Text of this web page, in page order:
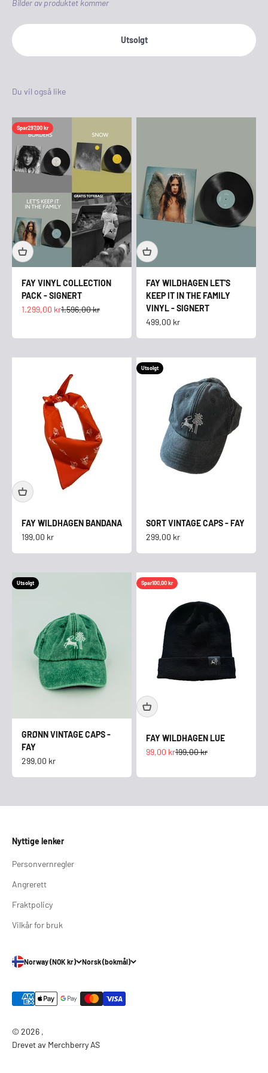
Bilder av produktet kommer
Utsolgt
Spar297,00 kr
FAY VINYL COLLECTION
PACK - SIGNERT
Salgspris
1.299,00 krNormalpris
1.596,00 kr
FAY WILDHAGEN LET'S
KEEP IT IN THE FAMILY
VINYL - SIGNERT
Salgspris
499,00 kr
FAY WILDHAGEN BANDANA
Salgspris
199,00 kr
Utsolgt
SORT VINTAGE CAPS - FAY
Salgspris
299,00 kr
Utsolgt
GRØNN VINTAGE CAPS -
FAY
Salgspris
299,00 kr
Spar100,00 kr
FAY WILDHAGEN LUE
Salgspris
99,00 krNormalpris
199,00 kr
Nyttige lenker
Personvernregler
Angrerett
Fraktpolicy
Vilkår for bruk
Norway (NOK kr) Norsk (bokmål)
© 2026 ,
Drevet av Merchberry AS